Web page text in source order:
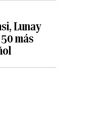
Lunay
más